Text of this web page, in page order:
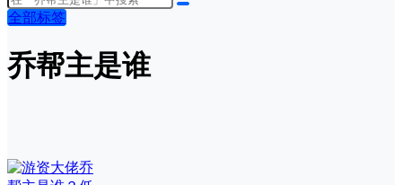
全部标签
乔帮主是谁